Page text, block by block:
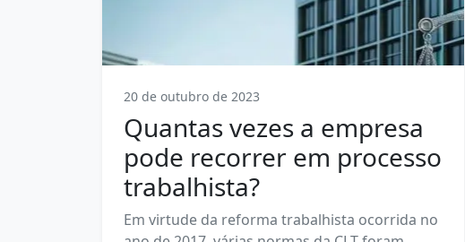
20 de outubro de 2023
Quantas vezes a empresa
pode recorrer em processo
trabalhista?
Em virtude da reforma trabalhista ocorrida no